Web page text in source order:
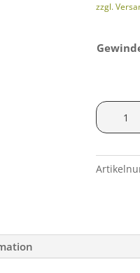
zzgl.
Ase
Utra